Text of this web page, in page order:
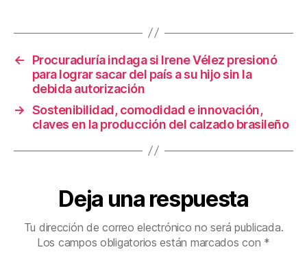
o
o
k
tir
←
Procuraduría indaga si Irene Vélez presionó
para lograr sacar del país a su hijo sin la
debida autorización
→ Sostenibilidad, comodidad e innovación,
claves en la producción del calzado brasileño
Deja una respuesta
Tu dirección de correo electrónico no será publicada.
Los campos obligatorios están marcados con *